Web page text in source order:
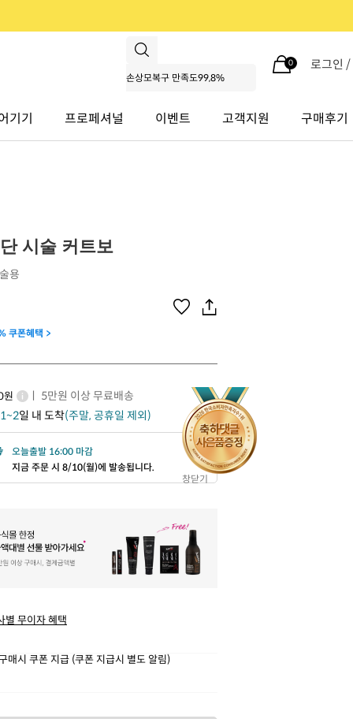
0 로그인 /
기기 프로페셔널 이벤트 고객지원 구매후기
창닫기
시술 커트보
용
쿠폰혜택 >
원
ㅣ 5만원 이상 무료배송
1~2일 내 도착(주말, 공휴일 제외)
오늘출발 16:00 마감
지금 주문 시 8/10(월)에 발송됩니다.
별 무이자 혜택
매시 쿠폰 지급 (쿠폰 지급시 별도 알림)